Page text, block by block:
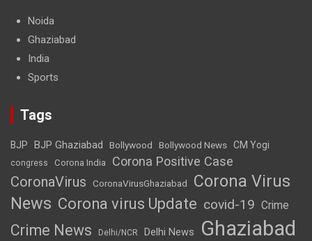
Noida
Ghaziabad
India
Sports
Tags
BJP BJP Ghaziabad Bollywood Bollywood News CM Yogi
congress Corona India Corona Positive Case
CoronaVirus CoronaVirusGhaziabad
Corona Virus
News Corona virus Update covid-19 Crime
Crime News Delhi/NCR Delhi News Ghaziabad